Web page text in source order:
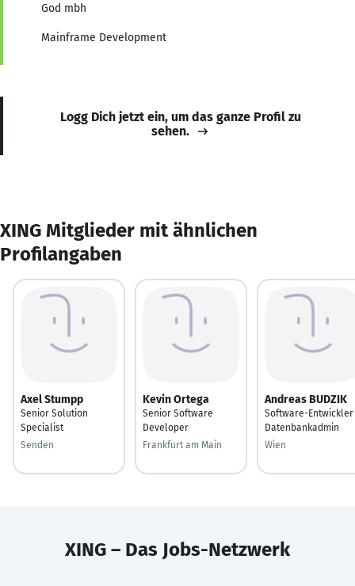
God mbh
Mainframe Development
Logg Dich jetzt ein, um das ganze Profil zu
sehen.
XING Mitglieder mit ähnlichen
Profilangaben
Axel Stumpp
Senior Solution
Specialist
Senden
Kevin Ortega
Senior Software
Developer
Frankfurt am Main
Andreas BUDZIK
Software-
Datenbankadmin
Wien
XING – Das Jobs-Netzwerk